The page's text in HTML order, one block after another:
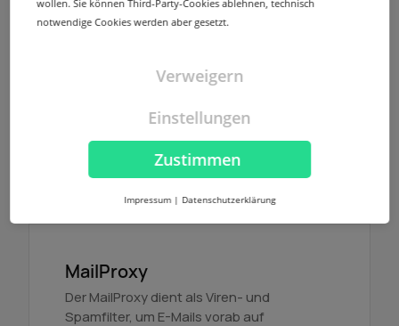
NodeSecure Anycast
Option, Zonen mit DNSSEC zu signieren
Mehr erfahren
MailProxy
Der MailProxy dient als Viren- und
Spamfilter, um E-Mails vorab auf
wollen. Sie können Third-Party-Cookies ablehnen, technisch
notwendige Cookies werden aber gesetzt.
Zustimmen
Verweigern
Einstellungen
Impressum | Datenschutzerklärung